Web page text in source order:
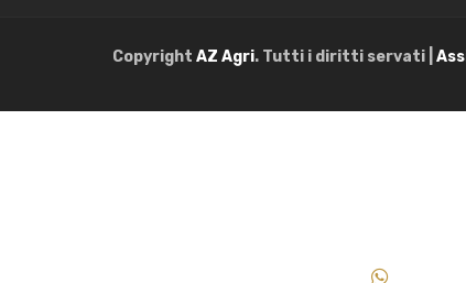
Copyright AZ Agri. Tutti i diritti servati |